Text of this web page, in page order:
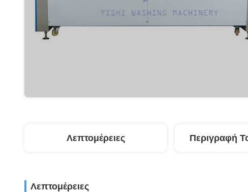
Λεπτομέρειες Περιγραφή
Λεπτομέρειες